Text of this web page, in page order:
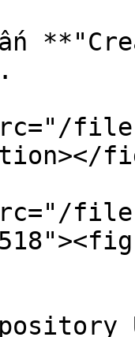
files/
files/